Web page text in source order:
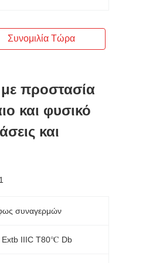
Συνομιλία Τώρα
προστασία
και φυσικό
και
1
συναγερμών
Extb IIIC T80℃ Db